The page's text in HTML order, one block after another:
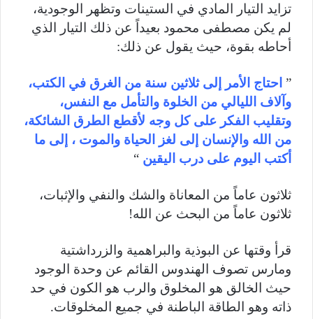
تزايد التيار المادي في الستينات وتظهر الوجودية،
لم يكن مصطفى محمود بعيداً عن ذلك التيار الذي
أحاطه بقوة، حيث يقول عن ذلك:
” احتاج الأمر إلى ثلاثين سنة من الغرق في الكتب،
وآلاف الليالي من الخلوة والتأمل مع النفس،
وتقليب الفكر على كل وجه لأقطع الطرق الشائكة،
من الله والإنسان إلى لغز الحياة والموت ، إلى ما
أكتب اليوم على درب اليقين “
ثلاثون عاماً من المعاناة والشك والنفي والإثبات،
ثلاثون عاماً من البحث عن الله!
قرأ وقتها عن البوذية والبراهمية والزرداشتية
ومارس تصوف الهندوس القائم عن وحدة الوجود
حيث الخالق هو المخلوق والرب هو الكون في حد
ذاته وهو الطاقة الباطنة في جميع المخلوقات.